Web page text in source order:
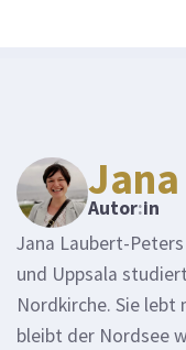
Autor:in
Jana Laubert-
und Uppsala
Nordkirche. Sie lebt
bleibt der Nordsee